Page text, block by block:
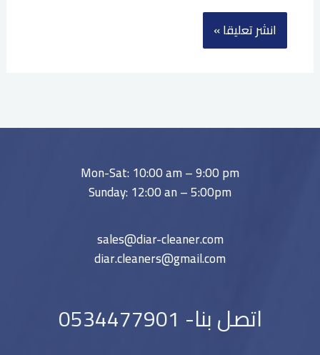
Mon-Sat: 10:00 am – 9:00 pm
Sunday: 12:00 an – 5:00pm
sales@diar-cleaner.com
diar.cleaners@gmail.com
اتصل بنا- 0534477901